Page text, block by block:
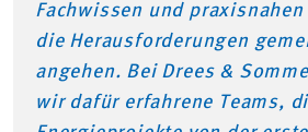
Fachwissen und
die Herausforderungen
angehen. Bei Drees &
wir dafür erfahrene Teams,